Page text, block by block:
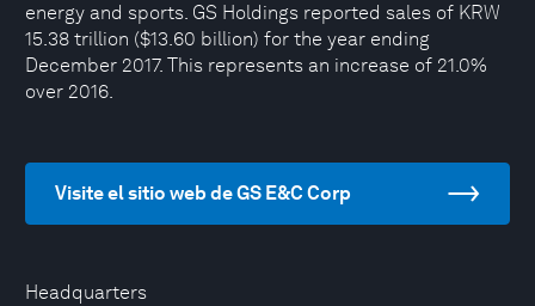
Headquarters
energy and sports. GS Holdings reported sales of KRW
15.38 trillion ($13.60 billion) for the year ending
December 2017. This represents an increase of 21.0%
over 2016.
Visite el sitio web de GS E&C Corp